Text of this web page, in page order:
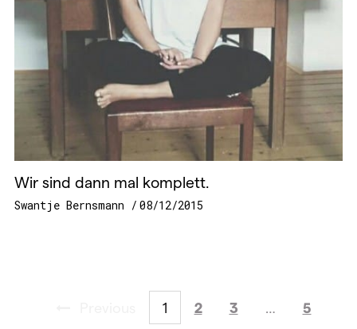
Wir sind dann mal komplett.
Swantje Bernsmann 08/12/2015
1 2 3 … 5